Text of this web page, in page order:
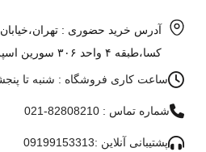
آدرس خرید حضوری :
کسا،طبقه ۴ واحد ۳۰۶ سورین اسپرت
ساعت کاری فروشگاه : شنبه تا پنجشنبه 10
شماره تماس : 82808210-021
پشتیبانی آنلاین :09199153313